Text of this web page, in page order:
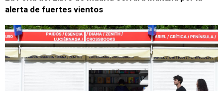
alerta de fuertes vientos